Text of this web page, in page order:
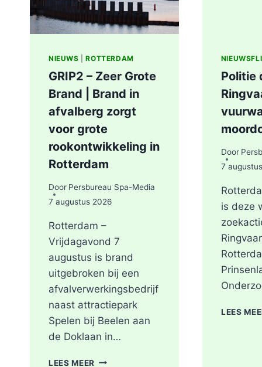
NIEUWS |ROTTERDAM
GRIP2 – Zeer Grote
Brand | Brand in
afvalberg zorgt
voor grote
rookontwikkeling in
Rotterdam
Door Persbureau Spa-Media
7 augustus 2026
Rotterdam –
Vrijdagavond 7
augustus is brand
uitgebroken bij een
afvalverwerkingsbedrijf
naast attractiepark
Spelen bij Beelen aan
de Doklaan in…
LEES MEER GRIP2
Politie
Door
7
is deze
LEES